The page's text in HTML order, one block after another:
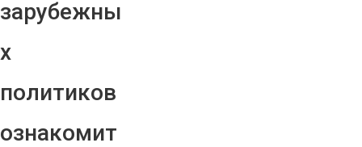
зарубежны
х
политиков
ознакомит